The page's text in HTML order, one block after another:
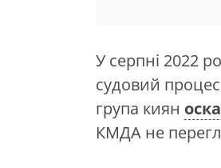
У серпні 2022
судовий
група киян
КМДА не